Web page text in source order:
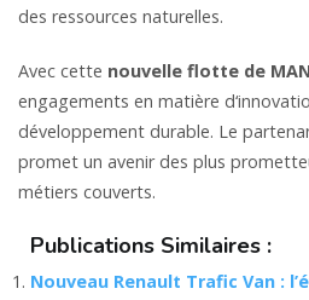
des ressources naturelles.
Avec cette nouvelle flotte de MAN
engagements en matière
développement durable. Le
promet un avenir des plus
métiers couverts.
Publications Similaires :
Nouveau Renault Trafic Van :